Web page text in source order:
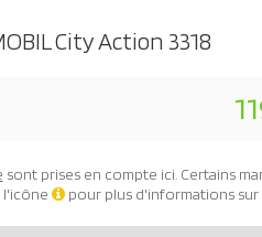
City Action 3318
sont prises en compte ici. Certains
l'icône
pour plus d'informations sur